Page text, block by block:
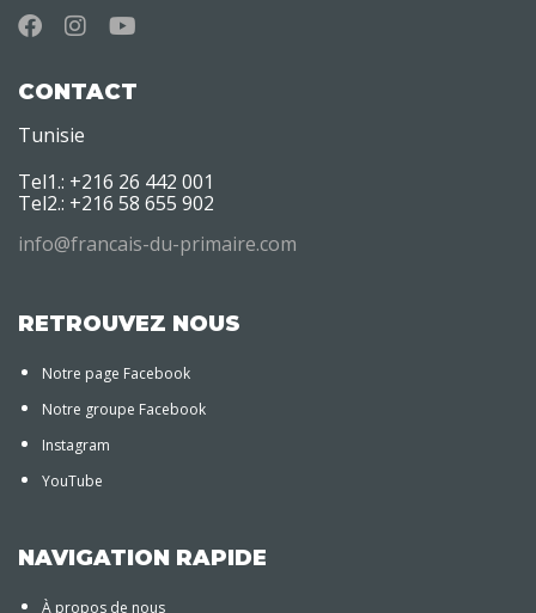
CONTACT
Tunisie
Tel1.: +216 26 442 001
Tel2.: +216 58 655 902
info@francais-du-primaire.com
RETROUVEZ NOUS
Notre page Facebook
Notre groupe Facebook
Instagram
YouTube
NAVIGATION RAPIDE
À propos de nous